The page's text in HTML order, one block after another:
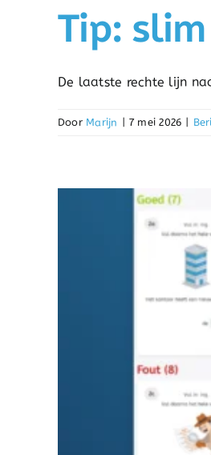
Tip:
De laatste rechte lijn
Door Marijn | 7 mei 2026 |